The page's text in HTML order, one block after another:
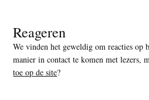
Reageren
We vinden het geweldig om reacties op
manier in contact te komen met lezers,
toe op de site?